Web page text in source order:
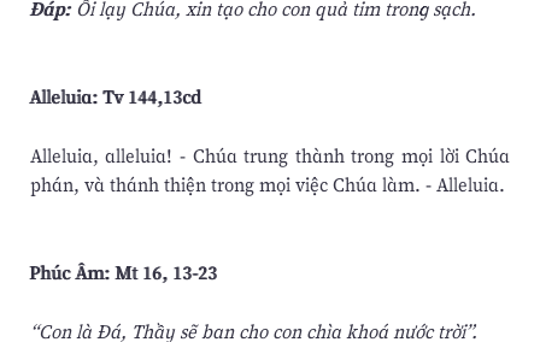
Ðáp:Ôi lạy Chúa, xin tạo cho con quả tim trong sạch.
Alleluia: Tv 144,13cd
Alleluia, alleluia! - Chúa trung thành trong mọi lời Chúa
phán, và thánh thiện trong mọi việc Chúa làm. - Alleluia.
Phúc Âm: Mt 16, 13-23
“Con là Ðá, Thầy sẽ ban cho con chìa khoá nước trời”.